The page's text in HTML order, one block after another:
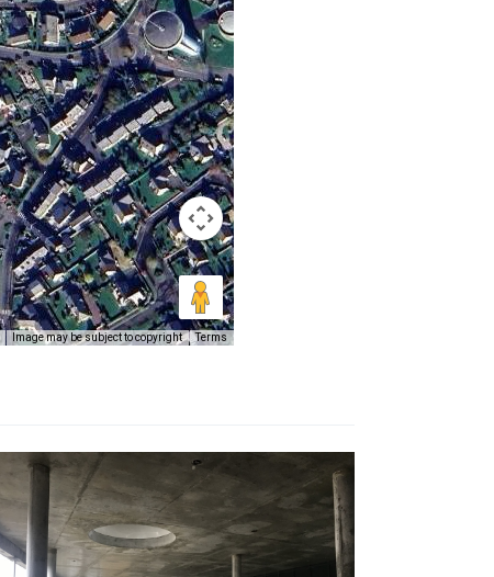
Image may be subject to copyright Terms